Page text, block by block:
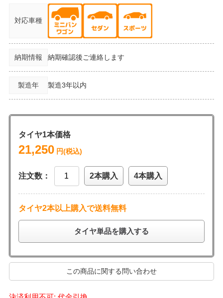
対応車種
納期情報 納期確認後ご連絡します
製造年 製造3年以内
タイヤ1本価格
21,250円(税込)
注文数： 2本購入 4本購入
タイヤ2本以上購入で送料無料
タイヤ単品を購入する
この商品に関する問い合わせ